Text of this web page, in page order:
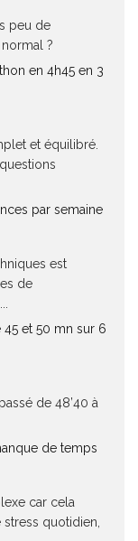
peu de
?
en 4h45 en 3
et équilibré.
par semaine
est
de
45 et 50 mn sur 6
de 48’40 à
de temps
car cela
quotidien,